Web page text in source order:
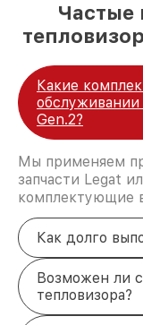
Частые
Какие
обслуживании
Gen.2?
Мы применяем
запчасти Legat
комплектующие
Как долго
Возможен ли
тепловизора?